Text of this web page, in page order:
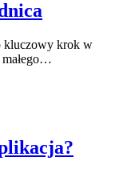
kluczowy krok w
małego…